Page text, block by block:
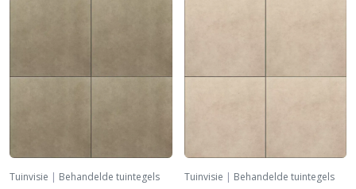
Tuinvisie | Behandelde tuintegels Tuinvisie | Behandelde tuintegels